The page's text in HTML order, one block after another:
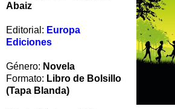
Abaiz
Editorial: Europa
Ediciones
Género: Novela
Formato: Libro de Bolsillo
(Tapa Blanda)